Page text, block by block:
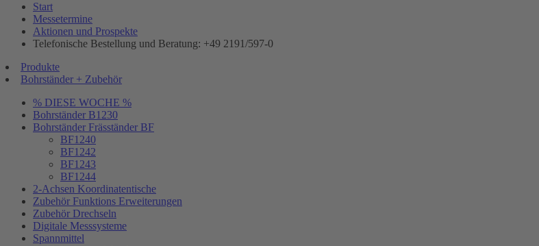
Start
Messetermine
Aktionen und Prospekte
Telefonische Bestellung und Beratung: +49 2191/597-0
Produkte
Bohrständer + Zubehör
% DIESE WOCHE %
Bohrständer B1230
Bohrständer Fräsständer BF
BF1240
BF1242
BF1243
BF1244
2-Achsen Koordinatentische
Zubehör Funktions Erweiterungen
Zubehör Drechseln
Digitale Messsysteme
Spannmittel